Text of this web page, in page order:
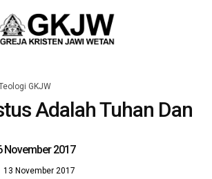
GKJW
Adalah Tuhan Dan
November 2017
13 November 2017